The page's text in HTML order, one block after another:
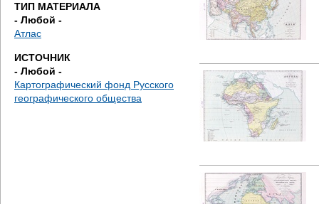
е
с
ь
ТИП МАТЕРИАЛА
- Любой -
Атлас
ИСТОЧНИК
- Любой -
Картографический фонд Русского
географического общества